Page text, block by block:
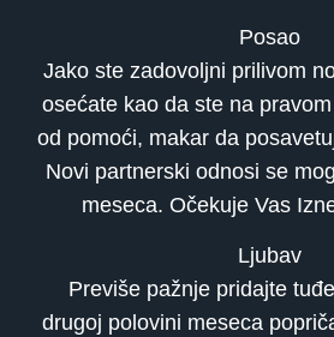
Posao
Jako ste zadovoljni prilivom
osećate kao da ste na
od pomoći, makar da
Novi partnerski odnosi se
meseca. Očekuje Vas
Ljubav
Previše pažnje pridajte
drugoj polovini meseca